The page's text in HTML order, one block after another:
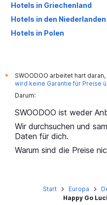
Hotels in Griechenland
Hotels in den Niederlanden
Hotels in Polen
*
SWOODOO arbeitet hart
wird keine Garantie für Preise
Darum:
SWOODOO ist weder
Wir durchsuchen und
Daten für dich.
Warum sind die Preise
Start Europa
Happy Go